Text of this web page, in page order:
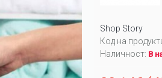
Shop Story
Код на
Наличност: В